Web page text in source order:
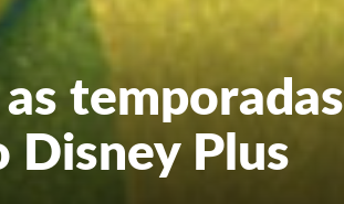
temporadas
Disney Plus